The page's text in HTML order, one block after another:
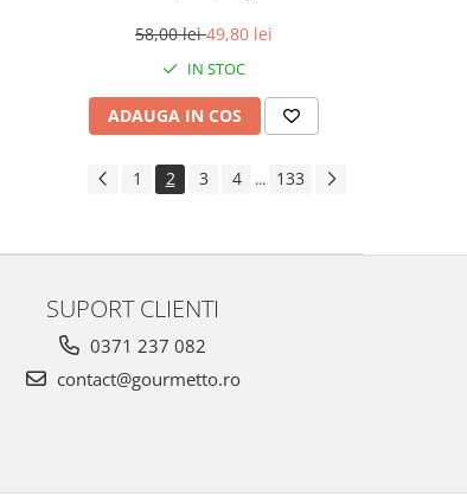
58,00 lei49,80 lei
IN STOC
ADAUGA IN COS
1 2 3 4 ... 133
SUPORT CLIENTI
0371 237 082
contact@gourmetto.ro